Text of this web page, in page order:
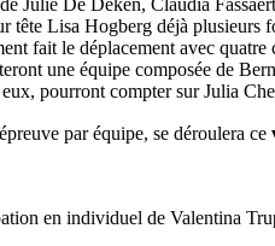
tête Lisa Hogberg déjà
fait le déplacement avec
une équipe composée de
pourront compter sur Julia
par équipe, se déroulera ce
en individuel de Valentina